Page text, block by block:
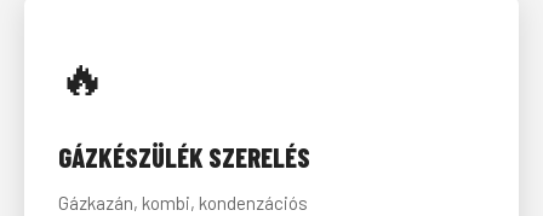
🔥
GÁZKÉSZÜLÉK SZERELÉS
Gázkazán, kombi, kondenzációs